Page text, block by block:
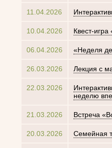
11.04.2026
10.04.2026 Квест-игра
06.04.2026 «Неделя
26.03.2026 Лекция с
22.03.2026
неделю
21.03.2026 Встреча
20.03.2026 Семейная